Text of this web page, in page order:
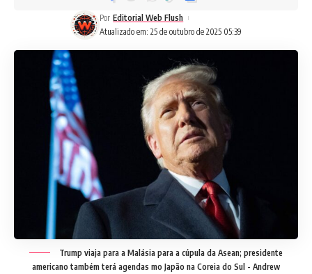
Atualizado em: 25 de outubro de 2025 05:39
Por Editorial Web Flush
Trump viaja para a Malásia para a cúpula da Asean; presidente
americano também terá agendas mo Japão na Coreia do Sul - Andrew